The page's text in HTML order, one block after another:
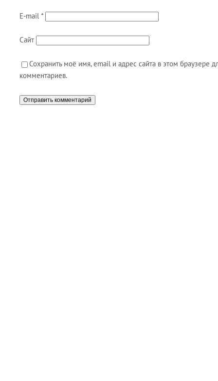
E-mail *
Сайт
Сохранить моё имя, email и адрес сайта в этом браузере
комментариев.